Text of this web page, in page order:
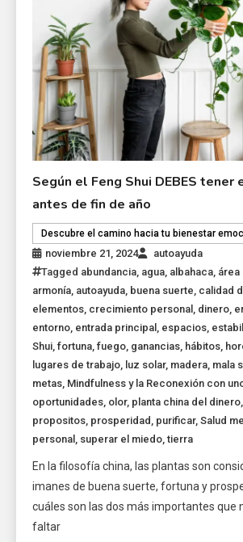
Según el Feng Shui DEBES
antes de fin de año
Descubre el camino hacia tu bienestar
noviembre 21, 2024
autoayuda
Tagged abundancia, agua, albahaca, área
armonía, autoayuda, buena suerte, calidad
elementos, crecimiento personal , dinero,
entorno, entrada principal , espacios,
Shui,fortuna,fuego, ganancias, hábitos,
lugares de trabajo, luz solar, madera, mala
metas, Mindfulness y la Reconexión con
oportunidades, olor, planta china del dinero,
propositos, prosperidad , purificar,Salud
personal , superar el miedo,tierra
En la filosofía china, las plantas son
imanes de buena suerte, fortuna y
cuáles son las dos más importantes que
faltar